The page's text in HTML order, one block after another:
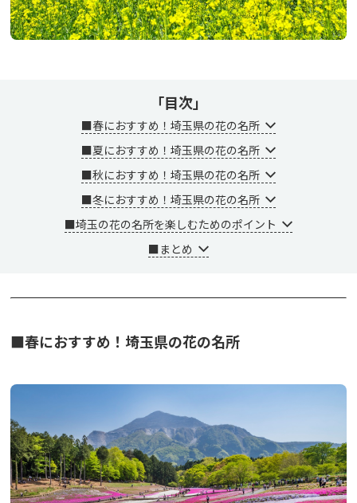
「目次」
■春におすすめ！埼玉県の花の名所
■夏におすすめ！埼玉県の花の名所
■秋におすすめ！埼玉県の花の名所
■冬におすすめ！埼玉県の花の名所
■埼玉の花の名所を楽しむためのポイント
■まとめ
■春におすすめ！埼玉県の花の名所